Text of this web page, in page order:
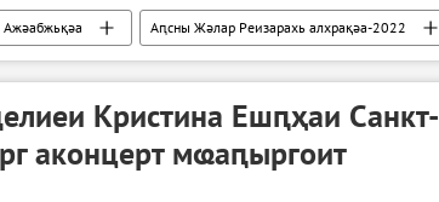
Ажәабжьқәа Аԥсны Жәлар Реизарахь алхрақәа-2022
Кристина Ешԥҳаи Санкт-
аконцерт мҩаԥыргоит